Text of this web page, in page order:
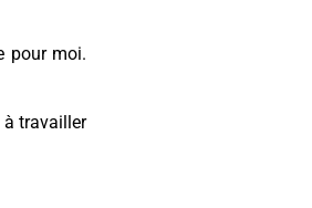
pour moi.
à travailler